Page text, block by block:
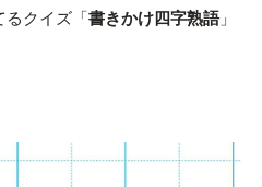
るクイズ「書きかけ四字熟語」